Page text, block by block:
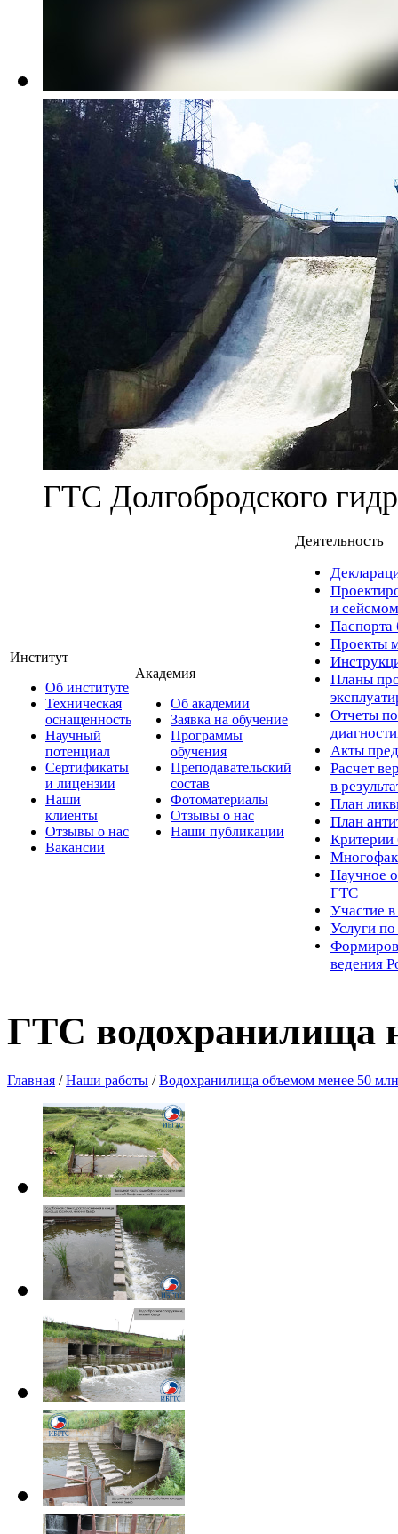
ГТС Долгобродского
Институт
Об институте
Техническая
оснащенность
Научный
потенциал
Сертификаты
и лицензии
Наши
клиенты
Отзывы о нас
Вакансии
Академия
Об академии
Заявка на обучение
Программы
обучения
Преподавательский
состав
Фотоматериалы
Отзывы о нас
Наши публикации
Деятельность
и
Паспорта
Проекты
Планы
Отчеты по
Акты
Расчет
в
План
План
Критерии
Научное
ГТС
Участие
Услуги
ведения
ГТС водохранилища
Главная / Наши работы / Водохранилища объемом менее 50